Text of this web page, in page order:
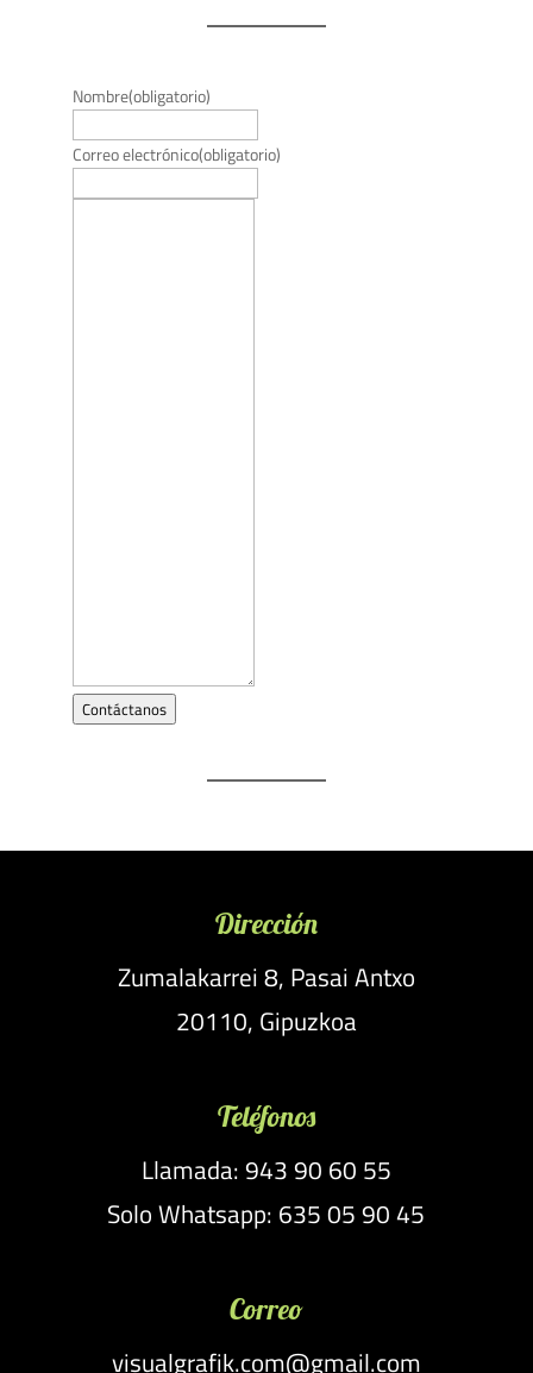
Nombre(obligatorio)
Correo electrónico(obligatorio)
Contáctanos
Dirección
Zumalakarrei 8, Pasai Antxo
20110, Gipuzkoa
Teléfonos
Llamada: 943 90 60 55
Solo Whatsapp: 635 05 90 45
Correo
visualgrafik.com@gmail.com